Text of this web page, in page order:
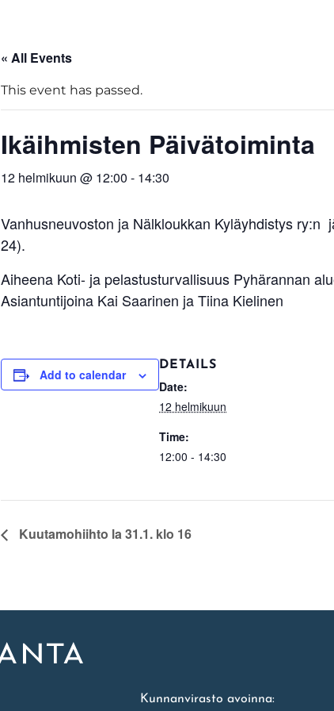
« All Events
This event has passed.
Ikäihmisten Päivätoiminta
12 helmikuun @ 12:00 - 14:30
Vanhusneuvoston ja Nälkloukkan Kyläyhdistys ry:n
24).
Aiheena Koti- ja pelastusturvallisuus Pyhärannan
Asiantuntijoina Kai Saarinen ja Tiina Kielinen
Add to calendar
DETAILS
Date:
12 helmikuun
Time:
12:00 - 14:30
Kuutamohiihto la 31.1. klo 16
Kunnanvirasto avoinna: